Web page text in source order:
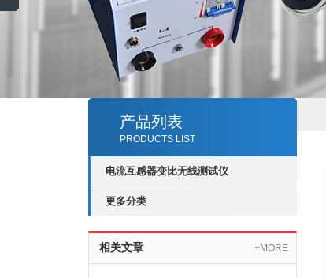
产品列表
PRODUCTS LIST
电流互感器变比无线测试仪
更多分类
相关文章 +MORE